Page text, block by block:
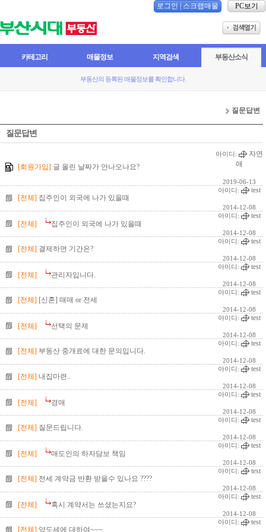
로그인 스크랩매물 PC보기
카테고리 매물정보 지역검색 부동산소식
부동산의 등록된 매물정보를 확인합니다.
질문답변
질문답변
[회원가입] 글 올린 날짜가 안나오나요?
아이디:
자연
애
2019-06-13
[전체] 집주인이 외국에 나가 있을때
아이디: test
2014-12-08
[전체] 집주인이 외국에 나가 있을때
아이디: test
2014-12-08
[전체] 결제하면 기간은?
아이디: test
2014-12-08
[전체] 관리자입니다.
아이디: test
2014-12-08
[전체] [신혼] 매매 or 전세
아이디: test
2014-12-08
[전체] 선택의 문제
아이디: test
2014-12-08
[전체] 부동산 중개료에 대한 문의입니다.
아이디: test
2014-12-08
[전체] 내집마련..
아이디: test
2014-12-08
[전체] 경매
아이디: test
2014-12-08
[전체] 질문드립니다.
아이디: test
2014-12-08
[전체] 매도인의 하자담보 책임
아이디: test
2014-12-08
[전체] 전세 계약금 반환 받을수 있나요 ????
아이디: test
2014-12-08
[전체] 혹시 계약서는 쓰셨는지요?
아이디: test
2014-12-08
[전체] 양도세에 대하여~~~
아이디: test